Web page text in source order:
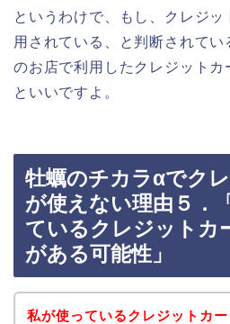
というわけで、もし、クレジッ
用されている、と判断されて
のお店で利用したクレジットカ
といいですよ。
牡蠣のチカラαでク
が使えない理由５．
ているクレジットカ
がある可能性」
私が使っているクレジットカ